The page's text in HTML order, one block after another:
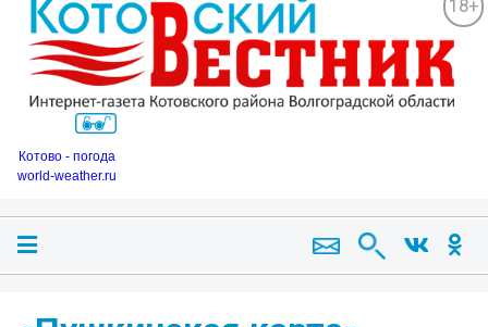
18+
Котово - погода
world-weather.ru